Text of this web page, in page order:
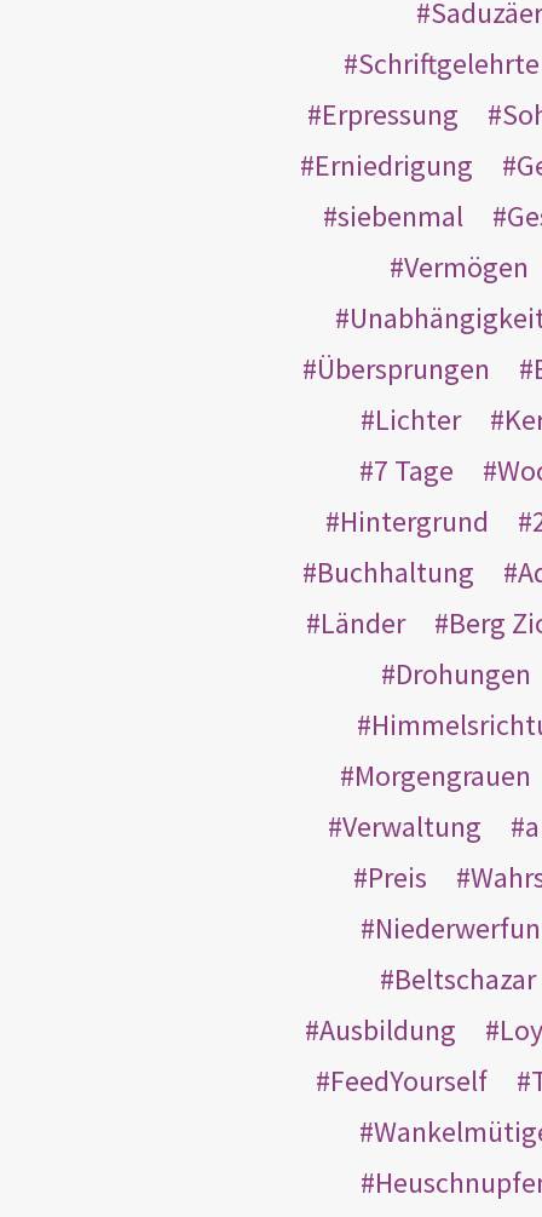
Saduzäer
Erpressung
Erniedrigung
siebenmal
Vermögen
Übersprungen
Lichter
7 Tage
Hintergrund
Buchhaltung
Länder
Berg
Drohungen
Morgengrauen
Verwaltung
Preis
Beltschazar
Ausbildung
FeedYourself